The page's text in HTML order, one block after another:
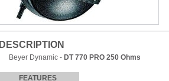
DESCRIPTION
Beyer Dynamic - DT 770 PRO 250 Ohms
FEATURES